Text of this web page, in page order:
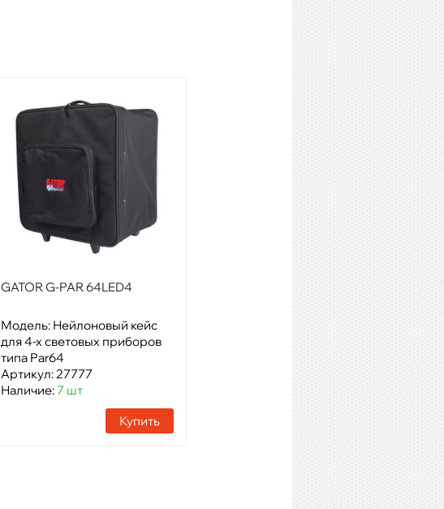
GATOR G-PAR 64LED4
Модель: Нейлоновый кейс
для 4-х световых приборов
типа Par64
Артикул: 27777
Наличие:7 шт
Купить